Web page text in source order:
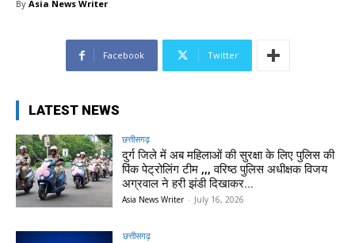
By Asia News Writer
Facebook Twitter
LATEST NEWS
छत्तीसगढ़
दुर्ग जिले में अब महिलाओं की सुरक्षा के लिए पुलिस की
पिंक पेट्रोलिंग टीम ,,, वरिष्ठ पुलिस अधीक्षक विजय
अग्रवाल ने हरी झंडी दिखाकर...
Asia News Writer - July 16, 2026
छत्तीसगढ़